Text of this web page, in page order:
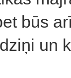
būs
un